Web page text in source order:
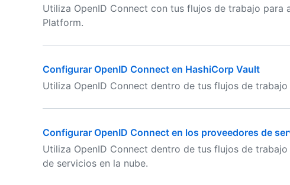
Utiliza OpenID Connect con tus flujos de trabajo para
Platform.
Configurar OpenID Connect en HashiCorp Vault
Utiliza OpenID Connect dentro de tus flujos de
Configurar OpenID Connect en los proveedores de
Utiliza OpenID Connect dentro de tus flujos de
de servicios en la nube.